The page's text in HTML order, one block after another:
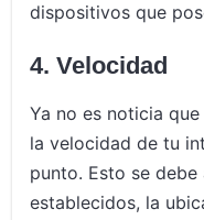
dispositivos que
4. Velocidad
Ya no es noticia
la velocidad de tu
punto. Esto se
establecidos, la